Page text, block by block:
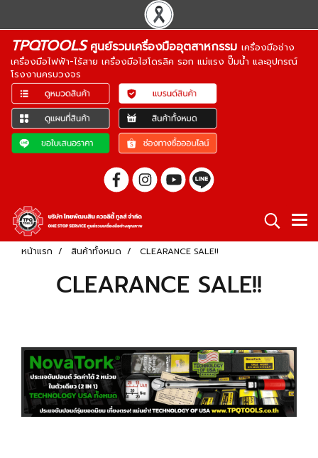
TPQTOOLSศูนย์รวมเครื่องมืออุตสาหกรรม เครื่องมือช่าง
เครื่องมือไฟฟ้า-ไร้สาย เครื่องมือไฮโดรลิค รอก แม่แรง ปั๊มน้ำ และอุปกรณ์
โรงงานครบวงจร
หน้าแรก สินค้าทั้งหมด CLEARANCE SALE!!
CLEARANCE SALE!!